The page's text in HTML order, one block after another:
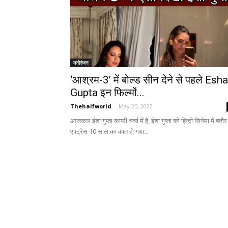
मनोरंजन
‘आश्रम-3’ में बोल्ड सीन देने से पहले Esha
Gupta इन फिल्मों...
Thehalfworld - May 25, 2022
आजकल ईशा गुप्ता काफी चर्चा में है, ईशा गुप्ता को हिन्दी सिनेमा में बतौर
एक्ट्रेस 10 साल का वक्त हो गया...